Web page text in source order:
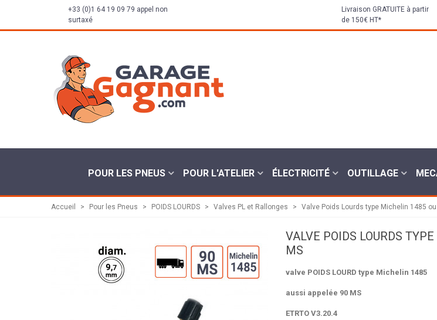
+33 (0)1 64 19 09 79 appel non
surtaxé
Livraison GRATUITE à partir
de 150€ HT*
POUR LES PNEUS POUR L'ATELIER ÉLECTRICITÉ OUTILLAGE
Accueil > Pour les Pneus > POIDS LOURDS > Valves PL et Rallonges > Valve Poids Lourds type Michelin 1485 ou
VALVE POIDS LOURDS
MS
valve POIDS LOURD type Michelin 1485
aussi appelée 90 MS
ETRTO V3.20.4